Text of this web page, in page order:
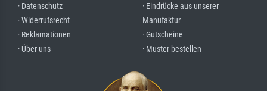
· Datenschutz
· Widerrufsrecht
· Reklamationen
· Über uns
· Eindrücke aus unserer
Manufaktur
· Gutscheine
· Muster bestellen